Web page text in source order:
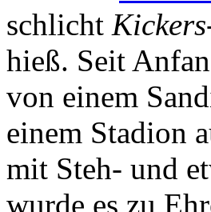
schlicht
hieß. Seit
von einem
einem Stadion
mit Steh- und
wurde es zu